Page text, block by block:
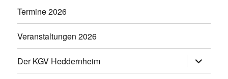
Termine 2026
Veranstaltungen 2026
Der KGV Heddernheim
anzeigen